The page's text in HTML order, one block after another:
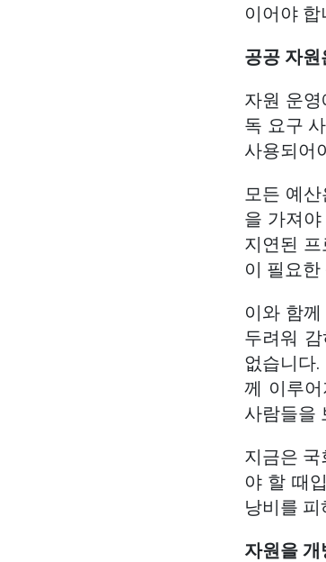
이어야
공공 자
자원 운
독 요구
사용되어
모든 예
을 가져
지연된
이 필요
이와 함
두려워
없습니다
께 이루
사람들을
지금은
야 할 때
낭비를
자원을